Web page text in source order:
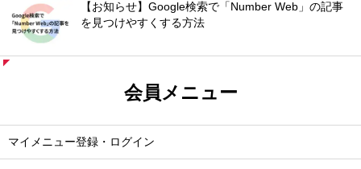
【お知らせ】Google検索で「Number Web」の記事
を見つけやすくする方法
会員メニュー
マイメニュー登録・ログイン